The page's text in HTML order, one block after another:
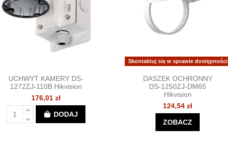
UCHWYT KAMERY DS-
1272ZJ-110B Hikvision
176,01 zł
DODAJ
Skontaktuj się w sprawie dostępności
DASZEK OCHRONNY
DS-1250ZJ-DM65
Hikvision
124,54 zł
ZOBACZ